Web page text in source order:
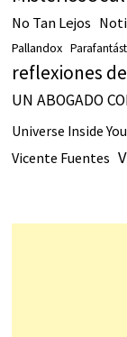
No Tan Lejos
Pallandox
reflexiones
UN ABOGADO
Universe Inside You
Vicente Fuentes